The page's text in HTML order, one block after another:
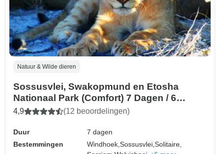
Natuur & Wilde dieren
Sossusvlei, Swakopmund en Etosha
Nationaal Park (Comfort) 7 Dagen / 6
Nachten
4,9 (12 beoordelingen)
Duur
7 dagen
Bestemmingen
Windhoek,Sossusvlei,Solitaire,